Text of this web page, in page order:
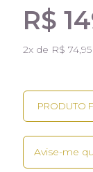
R$
2x de R$ 74,95
Avise-me